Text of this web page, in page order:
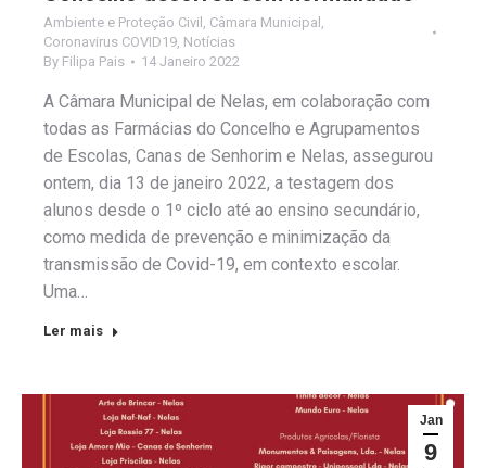
Ambiente e Proteção Civil , Câmara Municipal ,
Coronavirus COVID19, Notícias
By Filipa Pais 14 Janeiro 2022
A Câmara Municipal de Nelas, em colaboração com
todas as Farmácias do Concelho e Agrupamentos
de Escolas, Canas de Senhorim e Nelas, assegurou
ontem, dia 13 de janeiro 2022, a testagem dos
alunos desde o 1º ciclo até ao ensino secundário,
como medida de prevenção e minimização da
transmissão de Covid-19, em contexto escolar.
Uma…
Ler mais
Jan
9